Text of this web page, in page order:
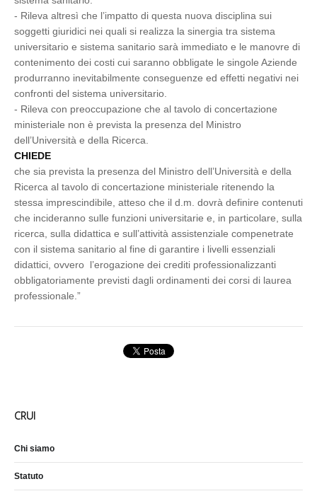
- Rileva altresì che l’impatto di questa nuova disciplina sui
soggetti giuridici nei quali si realizza la sinergia tra sistema
universitario e sistema sanitario sarà immediato e le manovre di
contenimento dei costi cui saranno obbligate le singole Aziende
produrranno inevitabilmente conseguenze ed effetti negativi nei
confronti del sistema universitario.
- Rileva con preoccupazione che al tavolo di concertazione
ministeriale non è prevista la presenza del Ministro
dell’Università e della Ricerca.
CHIEDE
che sia prevista la presenza del Ministro dell’Università e della
Ricerca al tavolo di concertazione ministeriale ritenendo la
stessa imprescindibile, atteso che il d.m. dovrà definire contenuti
che incideranno sulle funzioni universitarie e, in particolare, sulla
ricerca, sulla didattica e sull’attività assistenziale compenetrate
con il sistema sanitario al fine di garantire i livelli essenziali
didattici, ovvero l’erogazione dei crediti professionalizzanti
obbligatoriamente previsti dagli ordinamenti dei corsi di laurea
professionale.”
CRUI
Chi siamo
Statuto